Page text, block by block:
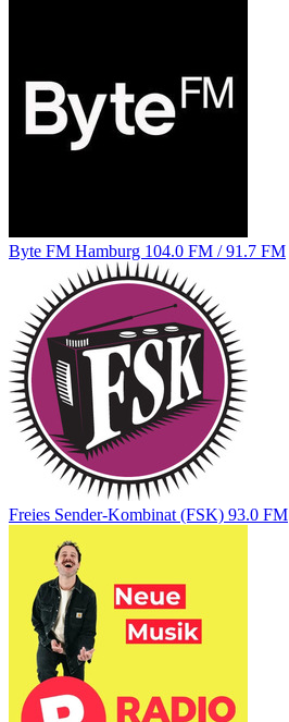
Byte FM Hamburg 104.0 FM / 91.7 FM
Freies Sender-Kombinat (FSK) 93.0 FM